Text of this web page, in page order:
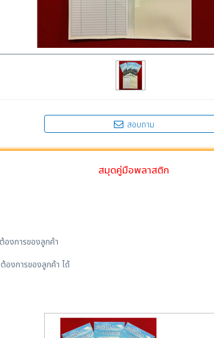
สอบถาม
สมุดคู่มือพลาสติก
งการของลูกค้า
องการของลูกค้า ได้